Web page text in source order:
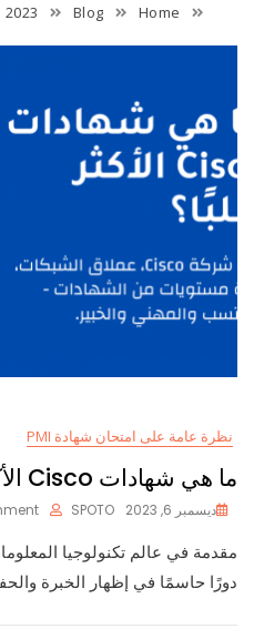
Home
Blog
2023
نظرة عامة على امتحان شهادة PMI
ما هي شهادات Cisco الأكثر طلبًا؟
ديسمبر 6, 2023 SPOTO
مقدمة في عالم تكنولوجيا
دورًا حاسمًا في إظهار الخبرة